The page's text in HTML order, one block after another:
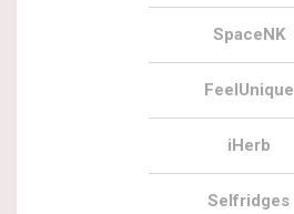
SpaceNK
FeelUnique
iHerb
Selfridges